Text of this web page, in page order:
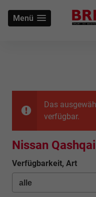
Menü
Das
verfügbar.
Nissan Qashqai
Verfügbarkeit, Art